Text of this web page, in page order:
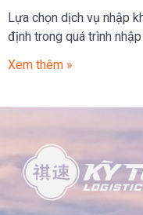
Lựa chọn dịch vụ nhập
định trong quá trình
Xem thêm »